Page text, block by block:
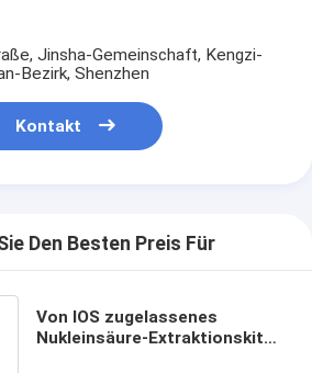
Jinsha-Gemeinschaft, Kengzi-
Bezirk, Shenzhen
Kontakt
Den Besten Preis Für
Von IOS zugelassenes
Nukleinsäure-Extraktionskit